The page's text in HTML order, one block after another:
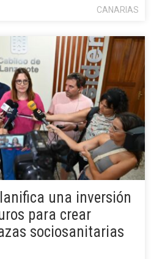
CANARIAS
una inversión
para crear
sociosanitarias